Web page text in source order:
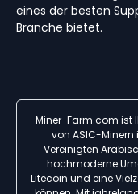
eines der besten
Branche bietet.
Miner-Farm.com ist
von ASIC-
Vereinigten
hochmoderne
Litecoin und eine